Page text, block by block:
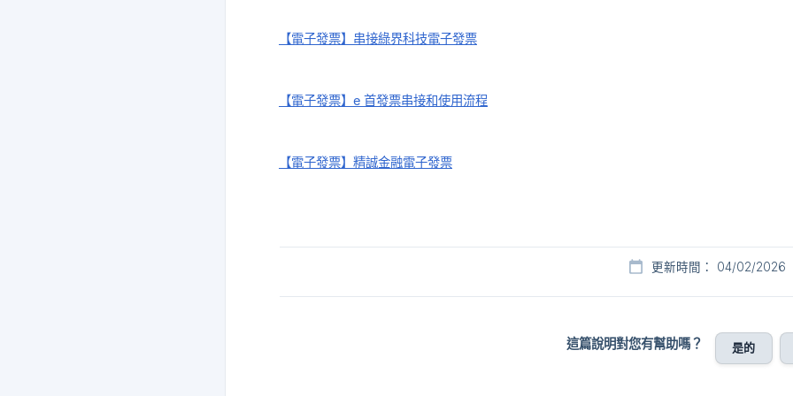
【電子發票】串接綠界科技電子發票
【電子發票】e 首發票串接和使用流程
【電子發票】精誠金融電子發票
更新時間： 04/02/2026
這篇說明對您有幫助嗎？ 是的